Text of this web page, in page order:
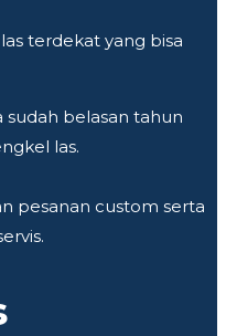
terdekat yang bisa
belasan tahun
las.
pesanan custom serta